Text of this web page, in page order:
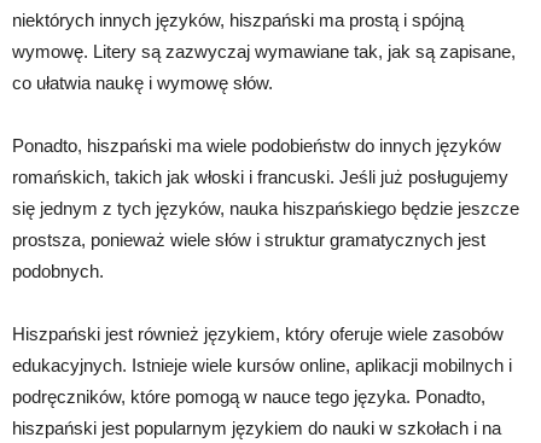
niektórych innych języków, hiszpański ma prostą i spójną
wymowę. Litery są zazwyczaj wymawiane tak, jak są zapisane,
co ułatwia naukę i wymowę słów.
Ponadto, hiszpański ma wiele podobieństw do innych języków
romańskich, takich jak włoski i francuski. Jeśli już posługujemy
się jednym z tych języków, nauka hiszpańskiego będzie jeszcze
prostsza, ponieważ wiele słów i struktur gramatycznych jest
podobnych.
Hiszpański jest również językiem, który oferuje wiele zasobów
edukacyjnych. Istnieje wiele kursów online, aplikacji mobilnych i
podręczników, które pomogą w nauce tego języka. Ponadto,
hiszpański jest popularnym językiem do nauki w szkołach i na